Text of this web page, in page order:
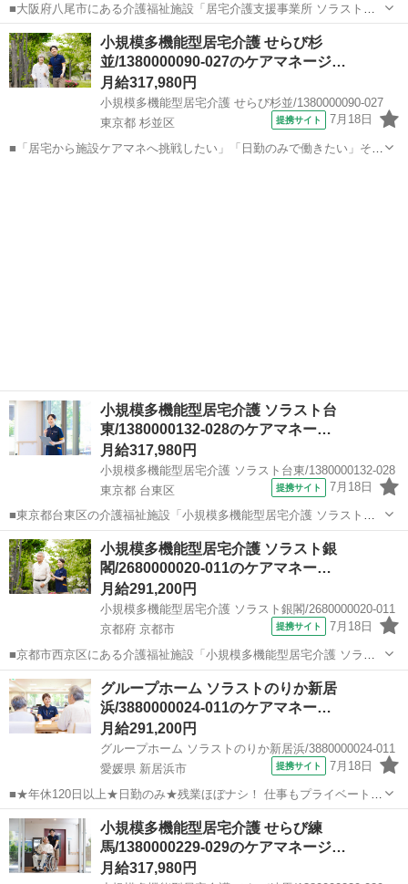
■大阪府八尾市にある介護福祉施設「居宅介護支援事業所 ソラスト八
尾」でケアマネージャー（正社員）の求人募集。 介護支援専門員の資
格を活かし、創業60年の安定企業で正社員として安定して働ける環境
です。 ◎介護支援専門員更新研...
大阪 八尾市 ケアマネージャー
小規模多機能型居宅介護 せらび杉
並/1380000090-027のケアマネージ…
月給317,980円
小規模多機能型居宅介護 せらび杉並/1380000090-027
東京都 杉並区
提携サイト 7月18日
■「居宅から施設ケアマネへ挑戦したい」「日勤のみで働きたい」そん
小規模多機能型居宅介護 ソラスト台
東/1380000132-028のケアマネー…
月給317,980円
小規模多機能型居宅介護 ソラスト台東/1380000132-028
東京都 台東区
提携サイト 7月18日
■東京都台東区の介護福祉施設「小規模多機能型居宅介護 ソラスト台
東」でケアマネージャー（計画作成担当者）の正社員求人です。 「日
勤のみで生活リズムを整えながら働きたい」 「小規模多機能のケアマ
ネに挑戦してみたい」 …という...
東京 台東区 ケアマネージャー
小規模多機能型居宅介護 ソラスト銀
閣/2680000020-011のケアマネー…
月給291,200円
小規模多機能型居宅介護 ソラスト銀閣/2680000020-011
京都府 京都市
提携サイト 7月18日
■京都市西京区にある介護福祉施設「小規模多機能型居宅介護 ソラス
ト銀閣」で正社員ケアマネージャー（計画作成担当者）求人募集。 介
護支援専門員資格を活かして、正社員として安定してお仕事できる環
境です。 ◎介護支援専門員更新研...
京都 京都市 ケアマネージャー
グループホーム ソラストのりか新居
浜/3880000024-011のケアマネー…
月給291,200円
グループホーム ソラストのりか新居浜/3880000024-011
愛媛県 新居浜市
提携サイト 7月18日
■★年休120日以上★日勤のみ★残業ほぼナシ！ 仕事もプライベートも
大切にしたい方にピッタリな正社員求人です♪ 「グループホーム ソラ
ストのりか新居浜」で計画作成担当者（ケアマネジャー）を大募集！
施設ケアマネ未経験の方やブ...
愛媛 新居浜市 ケアマネージャー
小規模多機能型居宅介護 せらび練
馬/1380000229-029のケアマネージ…
月給317,980円